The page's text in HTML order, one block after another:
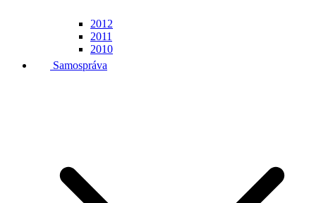
2012
2011
2010
Samospráva